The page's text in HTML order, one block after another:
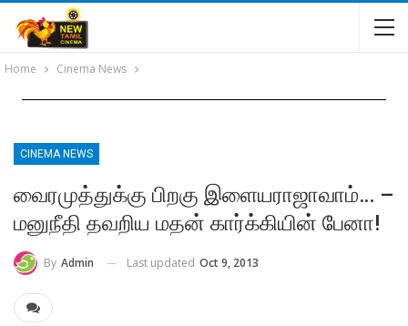
Home Cinema News
CINEMA NEWS
வைரமுத்துக்கு பிறகு இளையராஜாவாம்… –
மனுநீதி தவறிய மதன் கார்க்கியின் பேனா!
By Admin Last updated Oct 9, 2013